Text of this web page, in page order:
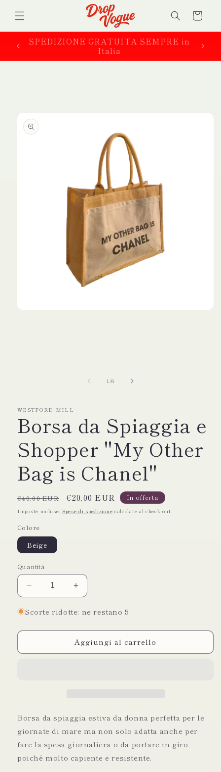
direttamente
ai contenuti
Carrello
Acquista 2 Capi e ottieni il 5% di sconto
1/su
6
WESTFORD MILL
Borsa da Spiaggia e
Shopper "My Other
Bag is Chanel"
Prezzo
di
€40,00 EUR
Prezzo
scontato
€20,00 EUR In offerta
Imposte incluse. Spese di spedizione calcolate al check-out.
Colore
Beige
Quantità
Diminuisci
quantità
per
da
e
Chanel&quot;
Aumenta
quantità
per
da
Spiaggia
e
Chanel&quot;
Scorte ridotte: ne restano 5
Aggiungi al carrello
Borsa da spiaggia estiva da donna perfetta per le
giornate di mare ma non solo adatta anche per
fare la spesa giornaliera o da portare in giro
poiché molto capiente e resistente.